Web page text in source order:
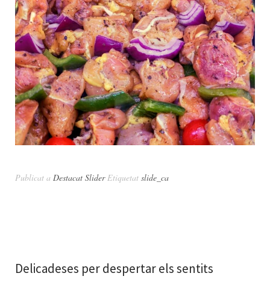
Publicat a Destacat Slider Etiquetat slide_ca
Delicadeses per despertar els sentits